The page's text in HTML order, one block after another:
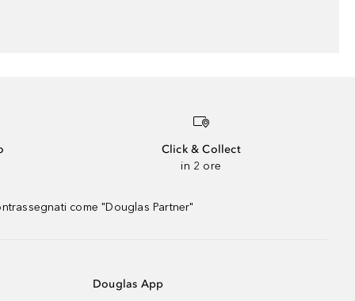
Click & Collect
in 2 ore
come "Douglas Partner"
Douglas App